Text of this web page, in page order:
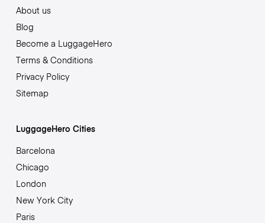
About us
Blog
Become a LuggageHero
Terms & Conditions
Privacy Policy
Sitemap
LuggageHero Cities
Barcelona
Chicago
London
New York City
Paris